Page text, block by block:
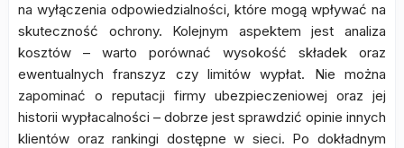
na wyłączenia odpowiedzialności, które mogą wpływać na
skuteczność ochrony. Kolejnym aspektem jest analiza
kosztów – warto porównać wysokość składek oraz
ewentualnych franszyz czy limitów wypłat. Nie można
zapominać o reputacji firmy ubezpieczeniowej oraz jej
historii wypłacalności – dobrze jest sprawdzić opinie innych
klientów oraz rankingi dostępne w sieci. Po dokładnym